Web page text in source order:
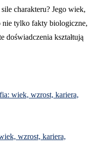
charakteru? Jego wiek,
nie tylko fakty biologiczne,
doświadczenia kształtują
wiek, wzrost, kariera,
wzrost, kariera,